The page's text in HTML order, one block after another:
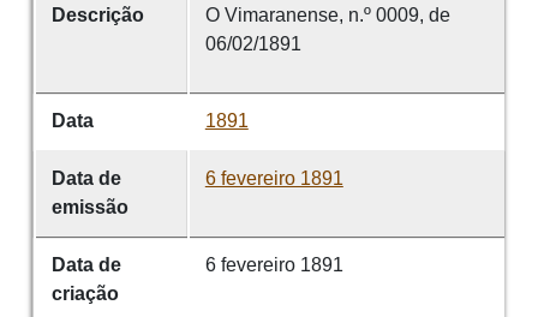
Descrição
O Vimaranense, n.º 0009, de
06/02/1891
Data 1891
Data de
emissão
6 fevereiro 1891
Data de
criação
6 fevereiro 1891